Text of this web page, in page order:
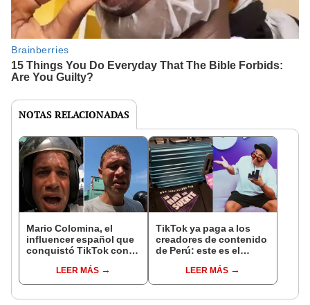
NOTAS RELACIONADAS
Mario Colomina, el
influencer español que
conquistó TikTok con
"Mi amor nació por la
gastronomía"
LEER MÁS
TikTok ya paga a los
creadores de contenido
de Perú: este es el
llegar a cobrar por 1.000
vistas
LEER MÁS